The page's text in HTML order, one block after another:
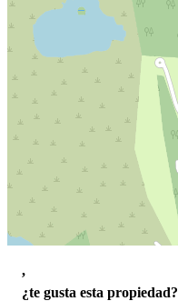
,
¿te gusta esta propiedad?